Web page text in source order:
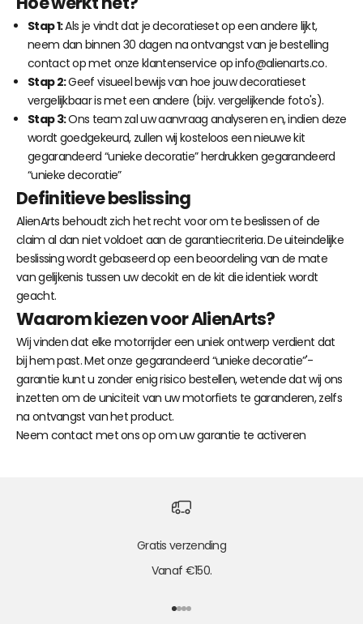
Stap 1:Als je vindt dat je decoratieset op een andere lijkt,
neem dan binnen 30 dagen na ontvangst van je bestelling
contact op met onze klantenservice opinfo@alienarts.co.
Stap 2:Geef visueel bewijs van hoe jouw decoratieset
vergelijkbaar is met een andere (bijv. vergelijkende foto's).
Stap 3:Ons team zal uw aanvraag analyseren en, indien deze
wordt goedgekeurd, zullen wij kosteloos een nieuwe kit
gegarandeerd “unieke decoratie” herdrukken gegarandeerd
“unieke decoratie”
Definitieve beslissing
AlienArts behoudt zich het recht voor om te beslissen of de
claim al dan niet voldoet aan de garantiecriteria. De uiteindelijke
beslissing wordt gebaseerd op een beoordeling van de mate
van gelijkenis tussen uw decokit en de kit die identiek wordt
geacht.
Waarom kiezen voor AlienArts?
Wij vinden dat elke motorrijder een uniek ontwerp verdient dat
bij hem past. Met onze gegarandeerd “unieke decoratie”'-
garantie kunt u zonder enig risico bestellen, wetende dat wij ons
inzetten om de uniciteit van uw motorfiets te garanderen, zelfs
na ontvangst van het product.
Neem contact met ons op om uw garantie te activeren
Gratis verzending
Vanaf €150.
Ga naar element 1
Ga naar element 2
Ga naar element 3
Ga naar element 4